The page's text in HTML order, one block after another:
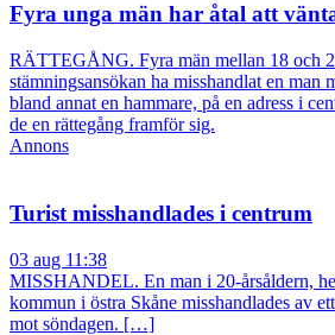
Fyra unga män har åtal att
RÄTTEGÅNG. Fyra män mellan 18 och
stämningsansökan ha misshandlat en man
bland annat en hammare, på en adress i
de en rättegång framför sig.
Annons
Turist misshandlades i centrum
03 aug 11:38
MISSHANDEL. En man i 20-årsåldern,
kommun i östra Skåne misshandlades av
mot söndagen. […]